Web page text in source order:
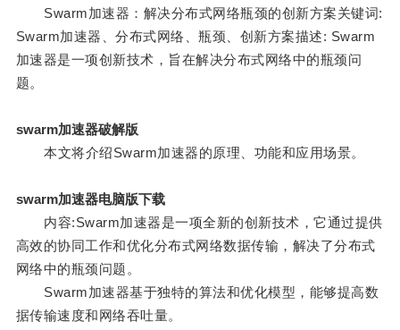
Swarm加速器：解决分布式网络瓶颈的创新方案关键词:
Swarm加速器、分布式网络、瓶颈、创新方案描述: Swarm
加速器是一项创新技术，旨在解决分布式网络中的瓶颈问
题。
swarm加速器破解版
本文将介绍Swarm加速器的原理、功能和应用场景。
swarm加速器电脑版下载
内容:Swarm加速器是一项全新的创新技术，它通过提供
高效的协同工作和优化分布式网络数据传输，解决了分布式
网络中的瓶颈问题。
Swarm加速器基于独特的算法和优化模型，能够提高数
据传输速度和网络吞吐量。